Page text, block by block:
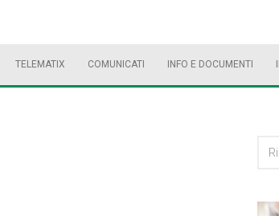
TELEMATIX COMUNICATI INFO E DOCUMENTI